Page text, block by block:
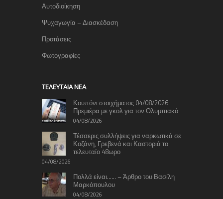
Αυτοδιοίκηση
Ψυχαγωγία – Διασκέδαση
Προτάσεις
Φωτογραφίες
TΕΛΕΥΤΑΊΑ ΝΈΑ
Κουπόνι στοιχήματος 04/08/2026:
Πρεμιέρα με γκολ για τον Ολυμπιακό
04/08/2026
Τέσσερις συλλήψεις για ναρκωτικά σε
Κοζάνη, Γρεβενά και Καστοριά το
τελευταίο 48ωρο
04/08/2026
Πολλά είναι…… – Άρθρο του Βασίλη
Μαρκόπουλου
04/08/2026